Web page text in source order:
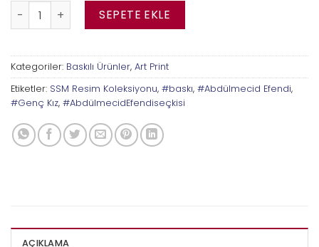
Art Print: Genç Kız adetSEPETE EKLE
Kategoriler: Baskılı Ürünler, Art Print
Etiketler: SSM Resim Koleksiyonu, #baskı, #Abdülmecid Efendi,
#Genç Kız, #AbdülmecidEfendiseçkisi
AÇIKLAMA